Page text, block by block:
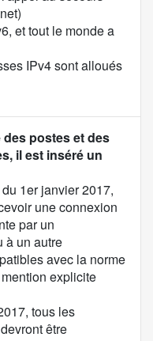
)
et tout le monde a
IPv4 sont alloués
des postes et des
il est inséré un
1er janvier 2017,
une connexion
par un
à un autre
avec la norme
explicite
tous les
être